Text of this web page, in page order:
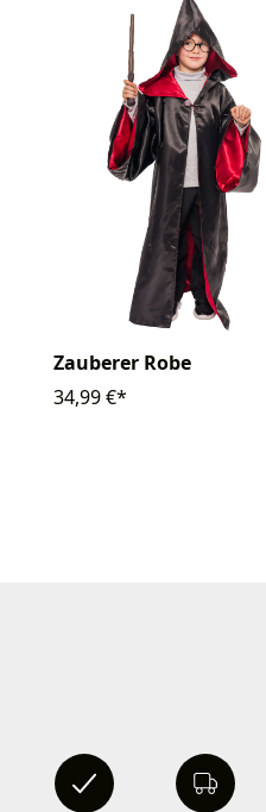
Zauberer Robe
34,99 €*